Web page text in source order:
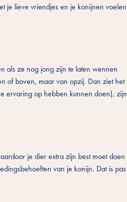
je lieve vriendjes en je konijnen voelen
als ze nog jong zijn te laten wennen
of boven, maar van opzij. Dan ziet het
ervaring op hebben kunnen doen), zijn
je dier extra zijn best moet doen
van je konijn. Dat is pas